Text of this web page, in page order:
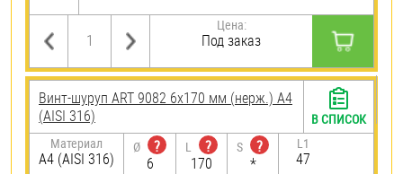
Цена:
Под заказ
Винт-шуруп ART 9082 6х170 мм (нерж.) A4
(AISI 316)
Материал
A4 (AISI 316)
Ø
?
6
L
?
170
S
?
*
L1
47
В СПИСОК